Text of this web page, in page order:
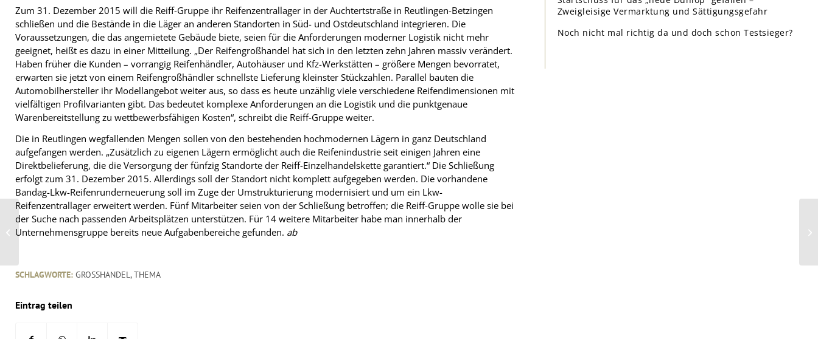
Zum 31. Dezember 2015 will die Reiff-Gruppe ihr Reifenzentrallager in der Auchtertstraße in Reutlingen-Betzingen
schließen und die Bestände in die Läger an anderen Standorten in Süd- und Ostdeutschland integrieren. Die
Voraussetzungen, die das angemietete Gebäude biete, seien für die Anforderungen moderner Logistik nicht mehr
geeignet, heißt es dazu in einer Mitteilung. „Der Reifengroßhandel hat sich in den letzten zehn Jahren massiv verändert.
Haben früher die Kunden – vorrangig Reifenhändler, Autohäuser und Kfz-Werkstätten – größere Mengen bevorratet,
erwarten sie jetzt von einem Reifengroßhändler schnellste Lieferung kleinster Stückzahlen. Parallel bauten die
Automobilhersteller ihr Modellangebot weiter aus, so dass es heute unzählig viele verschiedene Reifendimensionen mit
vielfältigen Profilvarianten gibt. Das bedeutet komplexe Anforderungen an die Logistik und die punktgenaue
Warenbereitstellung zu wettbewerbsfähigen Kosten“, schreibt die Reiff-Gruppe weiter.
Die in Reutlingen wegfallenden Mengen sollen von den bestehenden hochmodernen Lägern in ganz Deutschland
aufgefangen werden. „Zusätzlich zu eigenen Lägern ermöglicht auch die Reifenindustrie seit einigen Jahren eine
Direktbelieferung, die die Versorgung der fünfzig Standorte der Reiff-Einzelhandelskette garantiert.“ Die Schließung
erfolgt zum 31. Dezember 2015. Allerdings soll der Standort nicht komplett aufgegeben werden. Die vorhandene
Bandag-Lkw-Reifenrunderneuerung soll im Zuge der Umstrukturierung modernisiert und um ein Lkw-
Reifenzentrallager erweitert werden. Fünf Mitarbeiter seien von der Schließung betroffen; die Reiff-Gruppe wolle sie bei
der Suche nach passenden Arbeitsplätzen unterstützen. Für 14 weitere Mitarbeiter habe man innerhalb der
Unternehmensgruppe bereits neue Aufgabenbereiche gefunden. ab
SCHLAGWORTE: GROSSHANDEL ,THEMA
Eintrag teilen
Zweigleisige Vermarktung und Sättigungsgefahr
Noch nicht mal richtig da und doch schon Testsieger?
Premio-Partner
Schmitz AG investiert in